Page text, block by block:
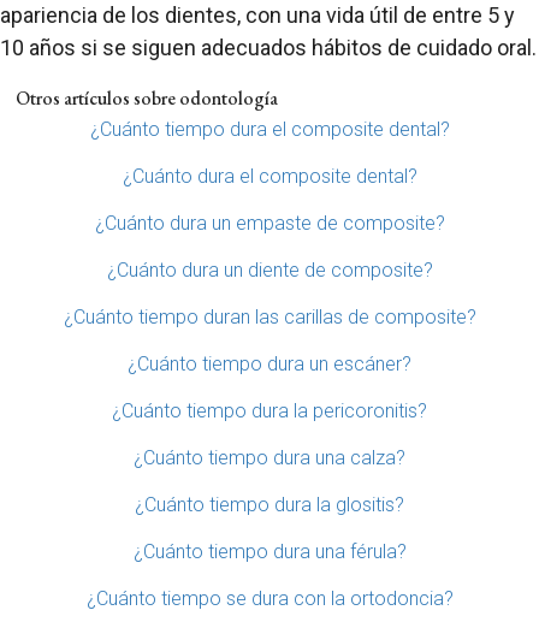
apariencia de los dientes, con una vida útil de entre 5 y
10 años si se siguen adecuados hábitos de cuidado oral.
Otros artículos sobre odontología
¿Cuánto tiempo dura el composite dental?
¿Cuánto dura el composite dental?
¿Cuánto dura un empaste de composite?
¿Cuánto dura un diente de composite?
¿Cuánto tiempo duran las carillas de composite?
¿Cuánto tiempo dura un escáner?
¿Cuánto tiempo dura la pericoronitis?
¿Cuánto tiempo dura una calza?
¿Cuánto tiempo dura la glositis?
¿Cuánto tiempo dura una férula?
¿Cuánto tiempo se dura con la ortodoncia?